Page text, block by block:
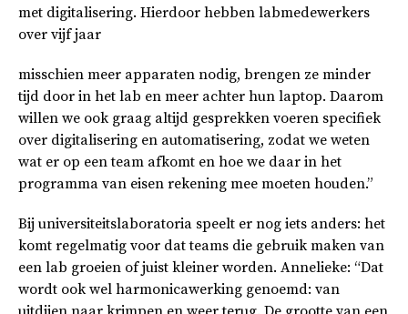
met digitalisering. Hierdoor hebben labmedewerkers
over vijf jaar
misschien meer apparaten nodig, brengen ze minder
tijd door in het lab en meer achter hun laptop. Daarom
willen we ook graag altijd gesprekken voeren specifiek
over digitalisering en automatisering, zodat we weten
wat er op een team afkomt en hoe we daar in het
programma van eisen rekening mee moeten houden.”
Bij universiteitslaboratoria speelt er nog iets anders: het
komt regelmatig voor dat teams die gebruik maken van
een lab groeien of juist kleiner worden. Annelieke: “Dat
wordt ook wel harmonicawerking genoemd: van